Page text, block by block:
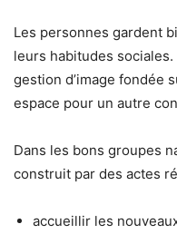
Les personnes gardent
leurs habitudes
gestion d’image fondée
espace pour un autre
Dans les bons groupes
construit par des actes
accueillir les